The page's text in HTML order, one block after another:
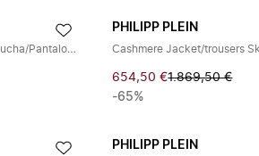
Conjunto de jogging: Sudadera con capucha/Pantalones Cristales
PHILIPP PLEIN
Cashmere Jacket/trousers
654,50 €1.869,50 €
-65%
PHILIPP PLEIN